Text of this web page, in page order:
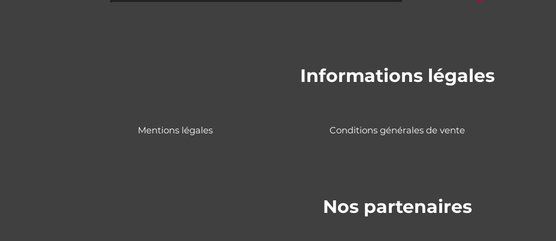
Informations légales
Mentions légales Conditions générales de vente
Nos partenaires